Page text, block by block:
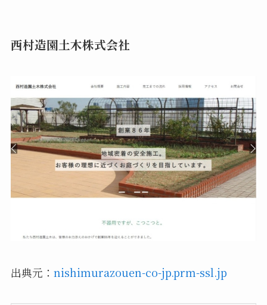
西村造園土木株式会社
出典元： nishimurazouen-co-jp.prm-ssl.jp